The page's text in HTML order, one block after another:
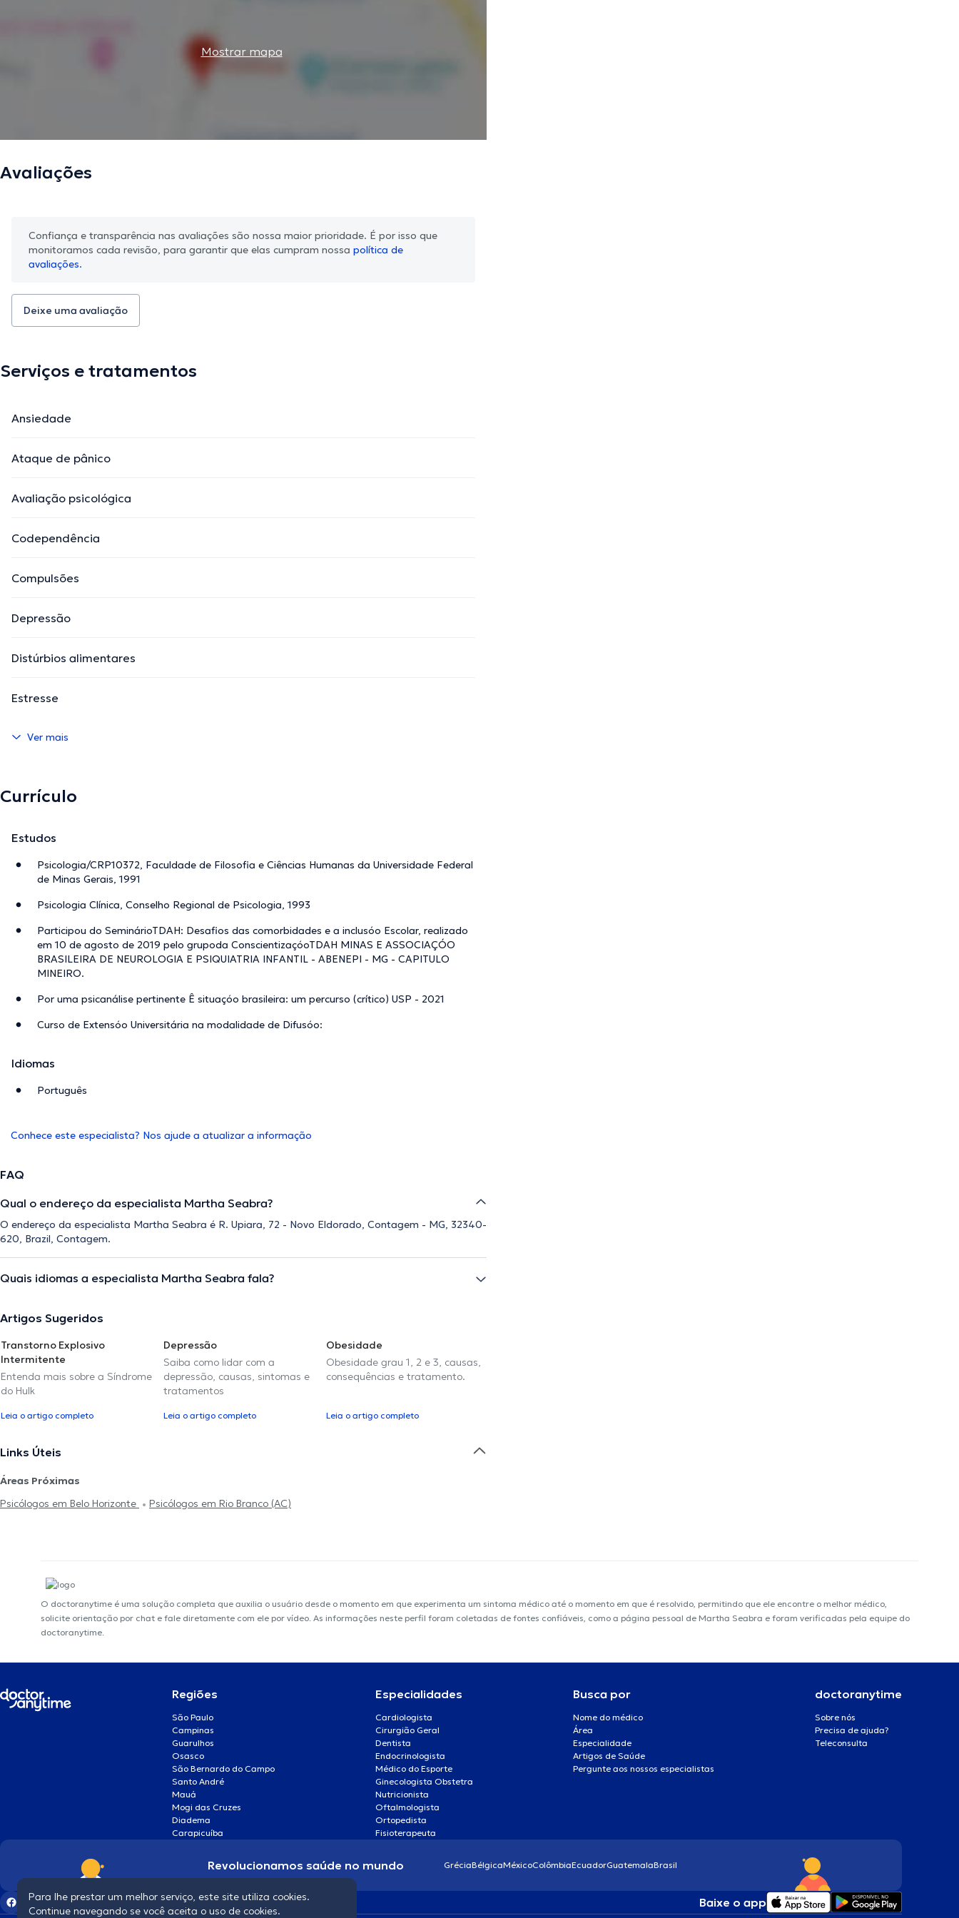
Mostrar mapa
Avaliações
Confiança e transparência nas avaliações são nossa maior prioridade. É por isso que
monitoramos cada revisão, para garantir que elas cumpram nossa política de
avaliações.
Deixe uma avaliação
Serviços e tratamentos
Ansiedade
Ataque de pânico
Avaliação psicológica
Codependência
Compulsões
Depressão
Distúrbios alimentares
Estresse
Ver mais
Currículo
Estudos
Psicologia/CRP10372, Faculdade de Filosofia e Ciências Humanas da Universidade Federal
de Minas Gerais, 1991
Psicologia Clínica, Conselho Regional de Psicologia, 1993
Participou do SeminárioTDAH: Desafios das comorbidades e a inclusóo Escolar, realizado
em 10 de agosto de 2019 pelo grupoda ConscientizaçóoTDAH MINAS E ASSOCIAÇÓO
BRASILEIRA DE NEUROLOGIA E PSIQUIATRIA INFANTIL - ABENEPI - MG - CAPITULO
MINEIRO.
Por uma psicanálise pertinente Ê situaçóo brasileira: um percurso (crítico) USP - 2021
Curso de Extensóo Universitária na modalidade de Difusóo:
Idiomas
Português
Conhece este especialista? Nos ajude a atualizar a informação
FAQ
Qual o endereço da especialista Martha Seabra?
O endereço da especialista Martha Seabra é R. Upiara, 72 - Novo Eldorado, Contagem - MG, 32340-
620, Brazil, Contagem.
Quais idiomas a especialista Martha Seabra fala?
Artigos Sugeridos
Transtorno Explosivo
Intermitente
Entenda mais sobre a Síndrome
do Hulk
Leia o artigo completo
Depressão
Saiba como lidar com a
depressão, causas, sintomas e
tratamentos
Leia o artigo completo
Obesidade
Obesidade grau 1, 2 e 3, causas,
consequências e tratamento.
Leia o artigo completo
Links Úteis
Áreas Próximas
Psicólogos em Belo Horizonte
Psicólogos em Rio Branco (AC)
O doctoranytime é uma solução completa que auxilia o usuário desde o momento em que experimenta um sintoma médico até o momento em que é resolvido, permitindo que ele encontre o melhor médico,
solicite orientação por chat e fale diretamente com ele por vídeo. As informações neste perfil foram coletadas de fontes confiáveis, como a página pessoal de Martha Seabra e foram verificadas pela equipe do
doctoranytime.
Regiões
São Paulo
Campinas
Guarulhos
Osasco
São Bernardo do Campo
Santo André
Mauá
Mogi das Cruzes
Diadema
Carapicuíba
Especialidades
Cardiologista
Cirurgião Geral
Dentista
Endocrinologista
Médico do Esporte
Ginecologista Obstetra
Nutricionista
Oftalmologista
Ortopedista
Fisioterapeuta
Busca por
Nome do médico
Área
Especialidade
Artigos de Saúde
Pergunte aos nossos especialistas
doctoranytime
Sobre nós
Precisa de ajuda?
Teleconsulta
Revolucionamos saúde no mundo GréciaBélgicaMéxicoColômbiaEcuadorGuatemalaBrasil
Baixe o app
Para lhe prestar um melhor serviço, este site utiliza cookies.
Continue navegando se você aceita o uso de cookies.